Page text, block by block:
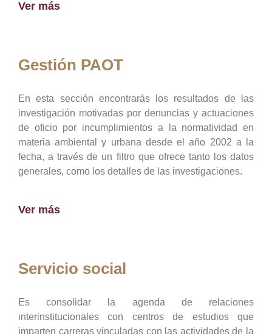
Ver más
Gestión PAOT
En esta sección encontrarás los resultados de las
investigación motivadas por denuncias y actuaciones
de oficio por incumplimientos a la normatividad en
materia ambiental y urbana desde el año 2002 a la
fecha, a través de un filtro que ofrece tanto los datos
generales, como los detalles de las investigaciones.
Ver más
Servicio social
Es consolidar la agenda de relaciones
interinstitucionales con centros de estudios que
imparten carreras vinculadas con las actividades de la